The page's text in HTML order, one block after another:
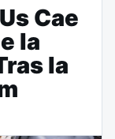
Cae
la
la